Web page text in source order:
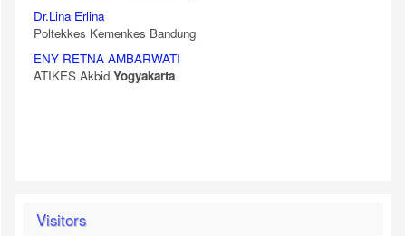
Dr.Lina Erlina
Poltekkes Kemenkes Bandung
ENY RETNA AMBARWATI
ATIKES Akbid Yogyakarta
Visitors